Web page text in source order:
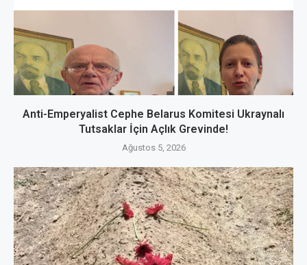
Anti-Emperyalist Cephe Belarus Komitesi Ukraynalı
Tutsaklar İçin Açlık Grevinde!
Ağustos 5, 2026